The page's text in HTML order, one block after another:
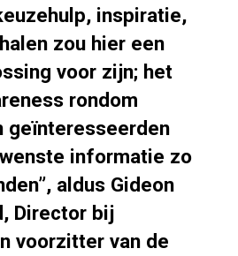
inspiratie,
zou hier een
voor zijn; het
rondom
geïnteresseerden
informatie zo
aldus Gideon
Director bij
voorzitter van de